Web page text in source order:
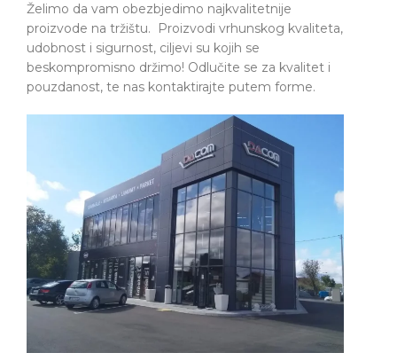
Želimo da vam obezbjedimo najkvalitetnije
proizvode na tržištu. Proizvodi vrhunskog kvaliteta,
udobnost i sigurnost, ciljevi su kojih se
beskompromisno držimo! Odlučite se za kvalitet i
pouzdanost, te nas kontaktirajte putem forme.